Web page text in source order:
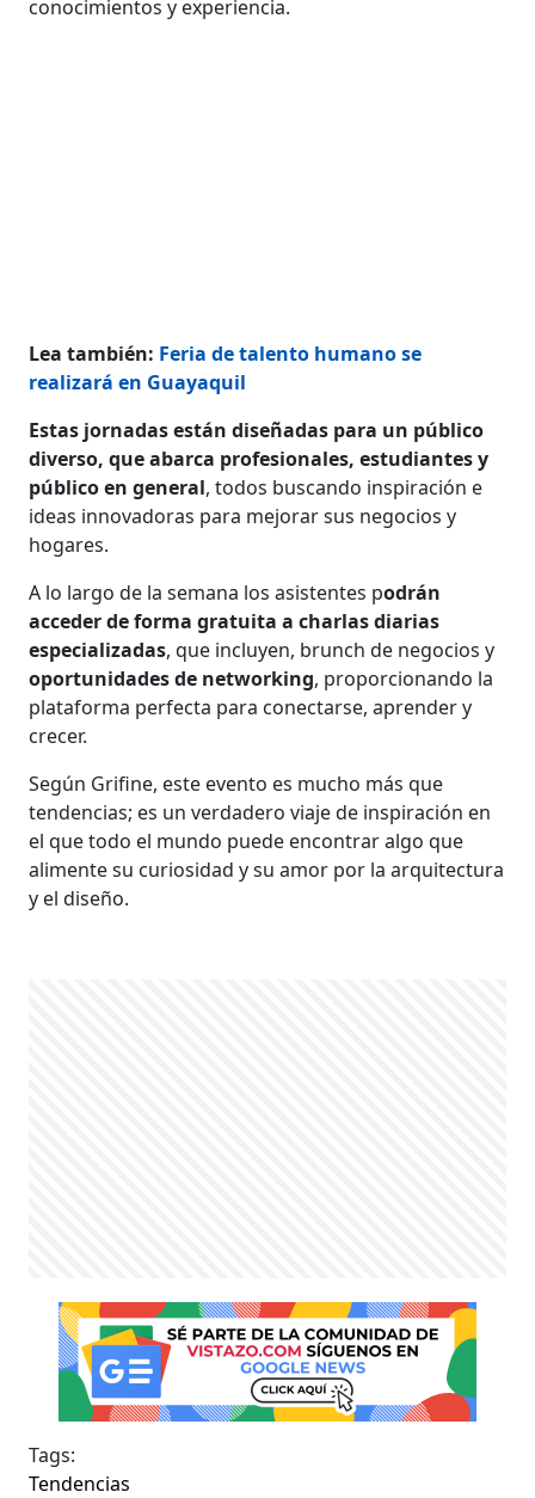
conocimientos y experiencia.
Lea también: Feria de talento humano se
realizará en Guayaquil
Estas jornadas están diseñadas para un público
diverso, que abarca profesionales, estudiantes y
público en general, todos buscando inspiración e
ideas innovadoras para mejorar sus negocios y
hogares.
A lo largo de la semana los asistentes podrán
acceder de forma gratuita a charlas diarias
especializadas, que incluyen, brunch de negocios y
oportunidades de networking, proporcionando la
plataforma perfecta para conectarse, aprender y
crecer.
Según Grifine, este evento es mucho más que
tendencias; es un verdadero viaje de inspiración en
el que todo el mundo puede encontrar algo que
alimente su curiosidad y su amor por la arquitectura
y el diseño.
Tags:
Tendencias